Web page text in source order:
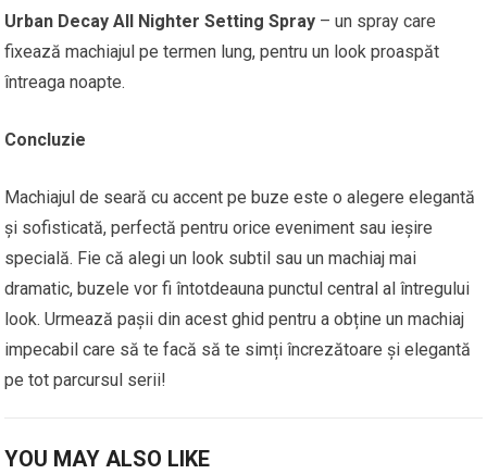
Urban Decay All Nighter Setting Spray – un spray care
fixează machiajul pe termen lung, pentru un look proaspăt
întreaga noapte.
Concluzie
Machiajul de seară cu accent pe buze este o alegere elegantă
și sofisticată, perfectă pentru orice eveniment sau ieșire
specială. Fie că alegi un look subtil sau un machiaj mai
dramatic, buzele vor fi întotdeauna punctul central al întregului
look. Urmează pașii din acest ghid pentru a obține un machiaj
impecabil care să te facă să te simți încrezătoare și elegantă
pe tot parcursul serii!
YOU MAY ALSO LIKE